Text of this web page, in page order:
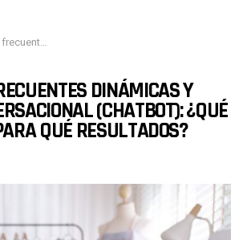
¿qué diferencias para qué resultados?
DINÁMICAS Y
(CHATBOT): ¿QUÉ
QUÉ RESULTADOS?